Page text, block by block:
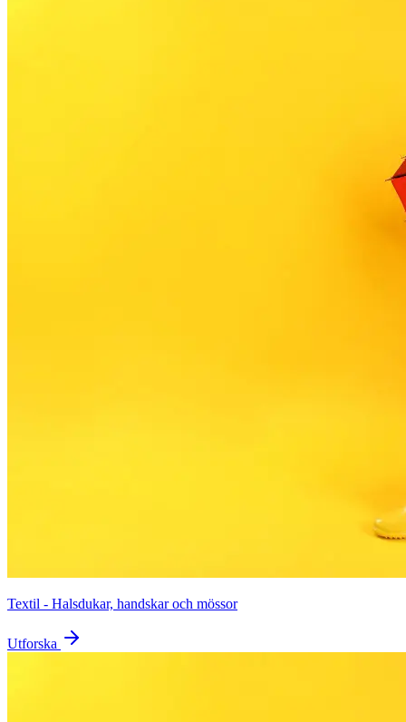
Textil - Halsdukar, handskar och mössor
Utforska